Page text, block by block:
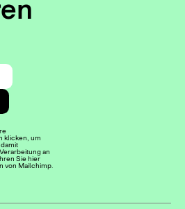
klicken, um
an
Sie hier
von Mailchimp.